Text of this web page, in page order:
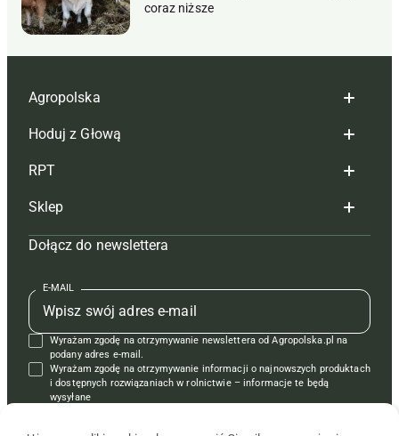
coraz niższe
Agropolska
Redakcja
Reklama
Tagi
Mapa serwisu
Kontakt
Regulamin
Polityka prywatności
Hoduj z Głową
Hoduj z głową bydło
Hoduj z głową świnie
Prenumerata
Redakcja
Kontakt
Reklama
RPT
Redakcja
Prenumerata
Reklama
Kontakt
Krzyżówki
Sklep
Czasopisma i prenumerata
Książki
Regulamin
Dołącz do newslettera
E-MAIL
Wyrażam zgodę na otrzymywanie newslettera od Agropolska.pl na
podany adres e-mail.
Wyrażam zgodę na otrzymywanie informacji o najnowszych produktach
i dostępnych rozwiązaniach w rolnictwie – informacje te będą
wysyłane